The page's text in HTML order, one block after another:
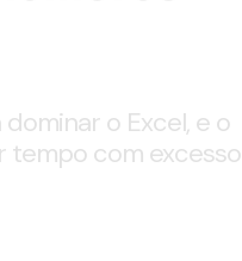
o Excel, e o
tempo com excesso